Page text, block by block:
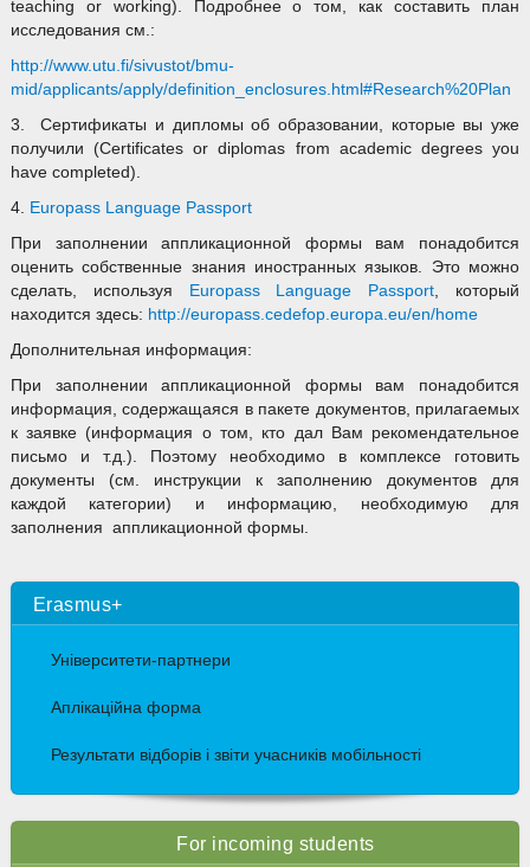
teaching or working). Подробнее о том, как составить план
исследования см.:
http://www.utu.fi/sivustot/bmu-
mid/applicants/apply/definition_enclosures.html#Research%20Plan
3. Сертификаты и дипломы об образовании, которые вы уже
получили (Certificates or diplomas from academic degrees you
have completed).
4. Europass Language Passport
При заполнении аппликационной формы вам понадобится
оценить собственные знания иностранных языков. Это можно
сделать, используя
Europass Language Passport, который
находится здесь: http://europass.cedefop.europa.eu/en/home
Дополнительная информация:
При заполнении аппликационной формы вам понадобится
информация, содержащаяся в пакете документов, прилагаемых
к заявке (информация о том, кто дал Вам рекомендательное
письмо и т.д.). Поэтому необходимо в комплексе готовить
документы (см. инструкции к заполнению документов для
каждой категории) и информацию, необходимую для
заполнения аппликационной формы.
Erasmus+
Університети-партнери
Аплікаційна форма
Результати відборів і звіти учасників мобільності
For incoming students